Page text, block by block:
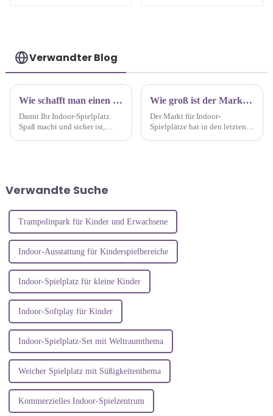
Verwandter Blog
Wie schafft man einen sicheren Indoorspielplatz für Kinder?
Damit Ihr Indoor-Spielplatz
Spaß macht und sicher ist,
Wie groß ist der Markt für Indoor-Spielplätze?
Der Markt für Indoor-
Spielplätze hat in den letzten
Verwandte Suche
Trampolinpark für Kinder und Erwachsene
Indoor-Ausstattung für Kinderspielbereiche
Indoor-Spielplatz für kleine Kinder
Indoor-Softplay für Kinder
Indoor-Spielplatz-Set mit Weltraumthema
Weicher Spielplatz mit Süßigkeitenthema
Kommerzielles Indoor-Spielzentrum